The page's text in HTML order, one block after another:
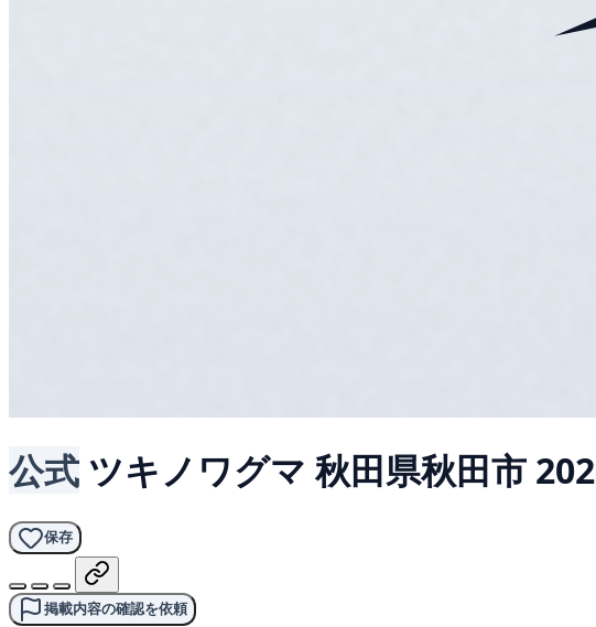
公式 ツキノワグマ 秋田県秋田市
保存
掲載内容の確認を依頼